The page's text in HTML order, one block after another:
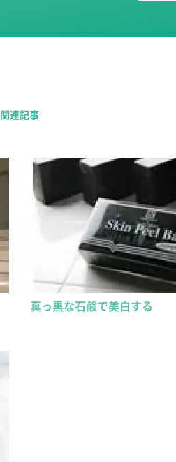
関連記事
真っ黒な石鹸で美白する